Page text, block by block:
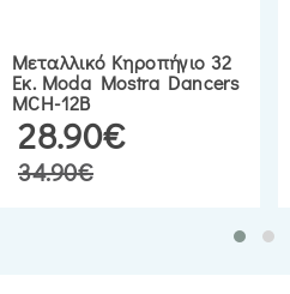
Μεταλλικό Κηροπήγιο 32
Εκ. Moda Mostra Dancers
MCH-12B
28.90€
34.90€